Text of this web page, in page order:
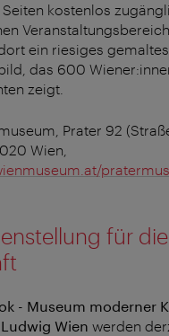
kostenlos
ein riesiges gemaltes
das 600
zeigt.
Prater 92
Wien,
für die
- Museum moderner
Wien werden